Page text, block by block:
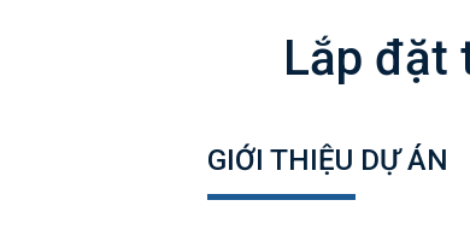
Lắp đặt
GIỚI THIỆU DỰ ÁN